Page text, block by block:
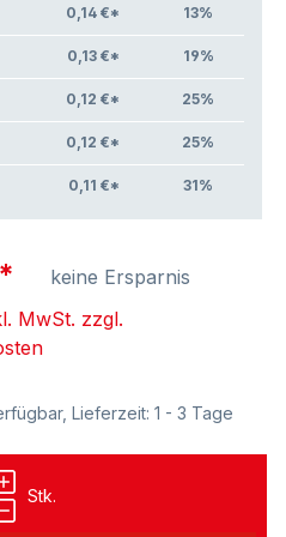
0,14 €* 13%
0,13 €* 19%
0,12 €* 25%
0,12 €* 25%
0,11 €* 31%
*
keine Ersparnis
MwSt. zzgl.
Lieferzeit: 1 - 3 Tage
Stk.